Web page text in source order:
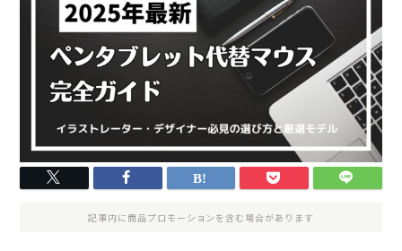
記事内に商品プロモーションを含む場合があります